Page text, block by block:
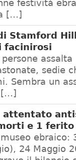
festività
[…]
Stamford
facinirosi
sedie
Sembra un
[…]
attentato
e 1
ebraico:
24 Maggio